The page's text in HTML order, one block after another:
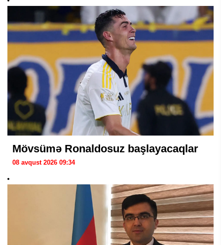
Mövsümə Ronaldosuz başlayacaqlar
08 avqust 2026 09:34